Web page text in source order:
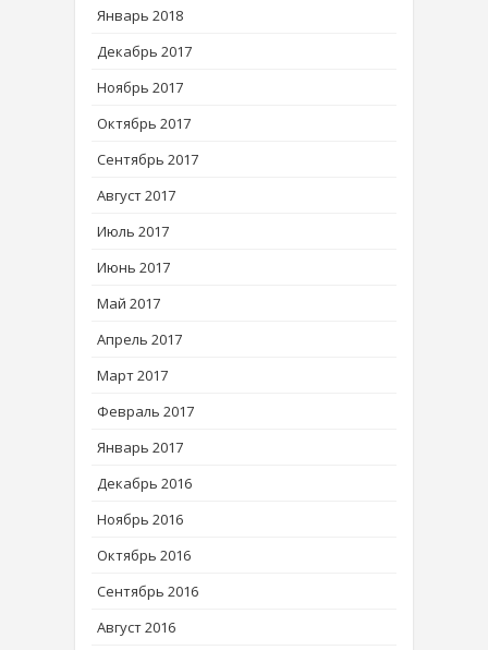
Январь 2018
Декабрь 2017
Ноябрь 2017
Октябрь 2017
Сентябрь 2017
Август 2017
Июль 2017
Июнь 2017
Май 2017
Апрель 2017
Март 2017
Февраль 2017
Январь 2017
Декабрь 2016
Ноябрь 2016
Октябрь 2016
Сентябрь 2016
Август 2016